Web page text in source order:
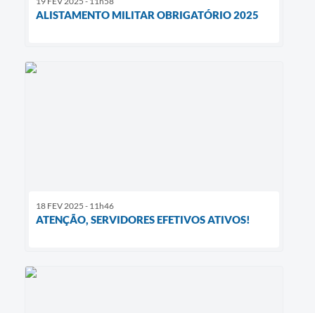
ALISTAMENTO MILITAR OBRIGATÓRIO 2025
18 FEV 2025 - 11h46
ATENÇÃO, SERVIDORES EFETIVOS ATIVOS!